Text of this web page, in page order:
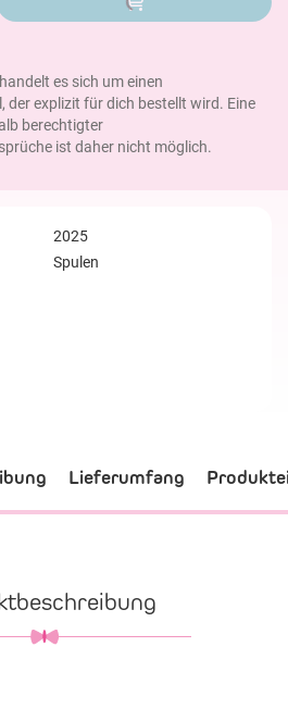
es sich um einen
der explizit für dich bestellt wird. Eine
berechtigter
ist daher nicht möglich.
2025
Spulen
Lieferumfang